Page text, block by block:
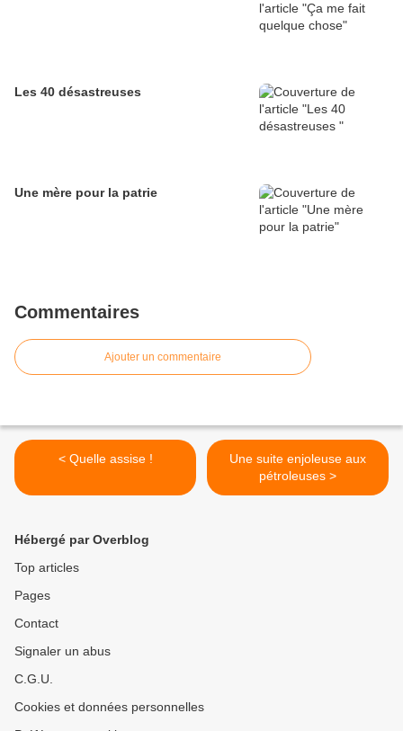
Les 40 désastreuses
Une mère pour la patrie
Commentaires
Ajouter un commentaire
< Quelle assise !
Une suite enjoleuse aux
pétroleuses >
Hébergé par Overblog
Top articles
Pages
Contact
Signaler un abus
C.G.U.
Cookies et données personnelles